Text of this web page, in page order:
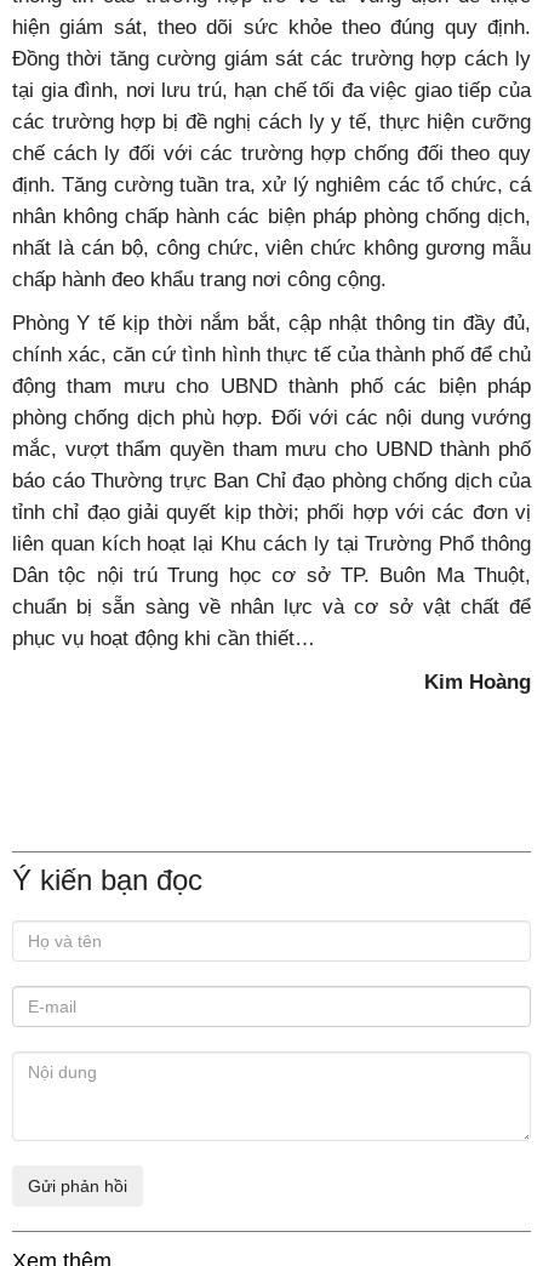
hiện giám sát, theo dõi sức khỏe theo đúng quy định.
Đồng thời tăng cường giám sát các trường hợp cách ly
tại gia đình, nơi lưu trú, hạn chế tối đa việc giao tiếp của
các trường hợp bị đề nghị cách ly y tế, thực hiện cưỡng
chế cách ly đối với các trường hợp chống đối theo quy
định. Tăng cường tuần tra, xử lý nghiêm các tổ chức, cá
nhân không chấp hành các biện pháp phòng chống dịch,
nhất là cán bộ, công chức, viên chức không gương mẫu
chấp hành đeo khẩu trang nơi công cộng.
Phòng Y tế kịp thời nắm bắt, cập nhật thông tin đầy đủ,
chính xác, căn cứ tình hình thực tế của thành phố để chủ
động tham mưu cho UBND thành phố các biện pháp
phòng chống dịch phù hợp. Đối với các nội dung vướng
mắc, vượt thẩm quyền tham mưu cho UBND thành phố
báo cáo Thường trực Ban Chỉ đạo phòng chống dịch của
tỉnh chỉ đạo giải quyết kịp thời; phối hợp với các đơn vị
liên quan kích hoạt lại Khu cách ly tại Trường Phổ thông
Dân tộc nội trú Trung học cơ sở TP. Buôn Ma Thuột,
chuẩn bị sẵn sàng về nhân lực và cơ sở vật chất để
phục vụ hoạt động khi cần thiết…
Kim Hoàng
Ý kiến bạn đọc
Xem thêm